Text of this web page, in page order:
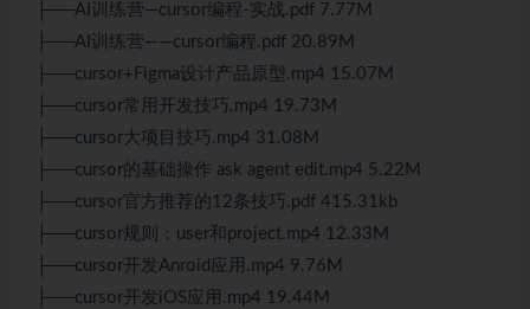
├──AI训练营—cursor编程-实战.pdf 7.77M
├──AI训练营——cursor编程.pdf 20.89M
├──cursor+Figma设计产品原型.mp4 15.07M
├──cursor常用开发技巧.mp4 19.73M
├──cursor大项目技巧.mp4 31.08M
├──cursor的基础操作 ask agent edit.mp4 5.22M
├──cursor官方推荐的12条技巧.pdf 415.31kb
├──cursor规则：user和project.mp4 12.33M
├──cursor开发Anroid应用.mp4 9.76M
├──cursor开发iOS应用.mp4 19.44M